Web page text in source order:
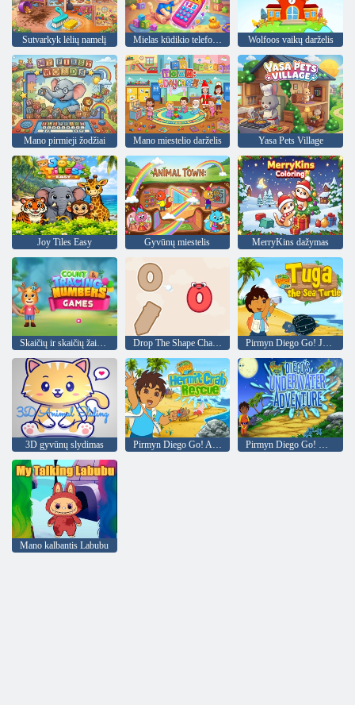
Sutvarkyk lėlių namelį Mielas kūdikio telefonas Wolfoos vaikų darželis
Mano pirmieji žodžiai Mano miestelio darželis Yasa Pets Village
Joy Tiles Easy Gyvūnų miestelis MerryKins dažymas
Skaičių ir skaičių žaidimai Drop The Shape Challenge Pirmyn Diego Go! Jūrų vėžlys Tuga
3D gyvūnų slydimas
Mano kalbantis Labubu